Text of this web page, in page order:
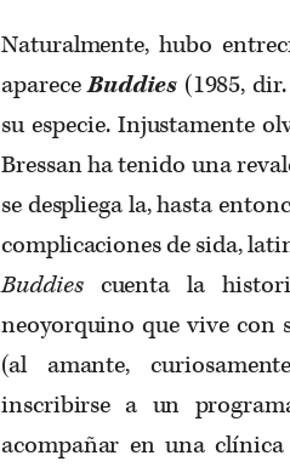
Naturalmente, hubo
apareceBuddies(1985,
su especie. Injustamente
Bressan ha tenido una
se despliega la, hasta
complicaciones de sida,
Buddiescuenta la
neoyorquino que vive con
(al amante,
inscribirse a un
acompañar en una